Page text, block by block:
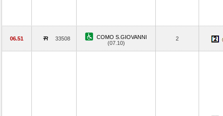
06.51 33508
COMO S.GIOVANNI
(07.10)
2